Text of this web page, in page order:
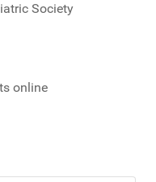
Society
online